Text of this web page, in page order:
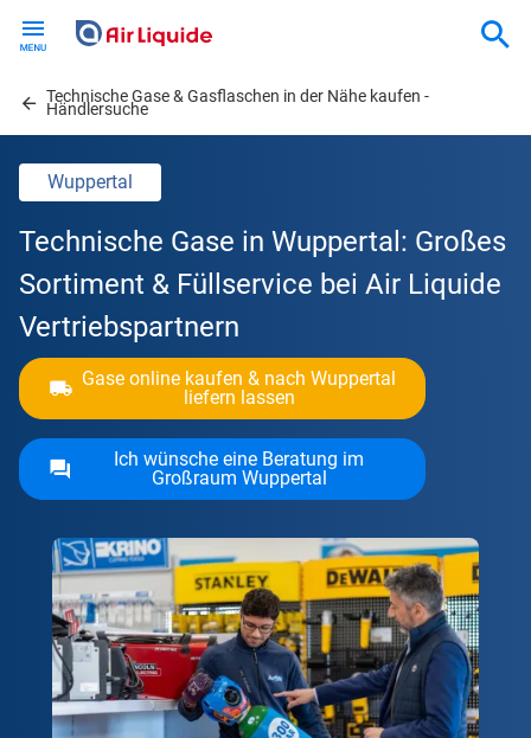
content
Technische Gase & Gasflaschen in der Nähe kaufen -
Händlersuche
Wuppertal
Technische Gase in Wuppertal: Großes
Sortiment & Füllservice bei Air Liquide
Vertriebspartnern
Gase online kaufen & nach Wuppertal
liefern lassen
Ich wünsche eine Beratung im
Großraum Wuppertal